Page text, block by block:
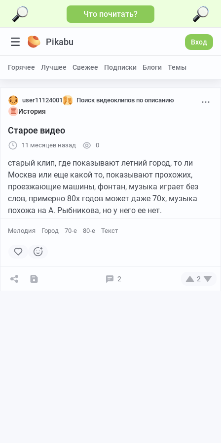
Что почитать?
Pikabu Вход
Горячее Лучшее Свежее Подписки Блоги Темы
user11124001 Поиск видеоклипов по описанию
История
Старое видео
11 месяцев назад 0
старый клип, где показывают летний город, то ли
Москва или еще какой то, показывают прохожих,
проезжающие машины, фонтан, музыка играет без
слов, примерно 80х годов может даже 70х, музыка
похожа на А. Рыбникова, но у него ее нет.
Мелодия Город 70-е 80-е Текст
2 2